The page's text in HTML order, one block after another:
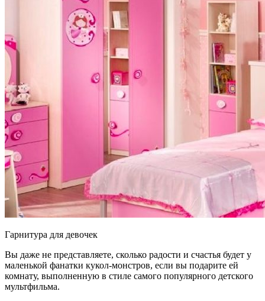
Гарнитура для девочек
Вы даже не представляете, сколько радости и счастья будет у
маленькой фанатки кукол-монстров, если вы подарите ей
комнату, выполненную в стиле самого популярного детского
мультфильма.